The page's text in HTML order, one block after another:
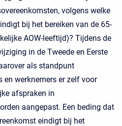
volgens welke
bij het bereiken van de 65-
AOW-leeftijd)? Tijdens de
in de Tweede en Eerste
als standpunt
en werknemers er zelf voor
afspraken in
aangepast. Een beding dat
eindigt bij het